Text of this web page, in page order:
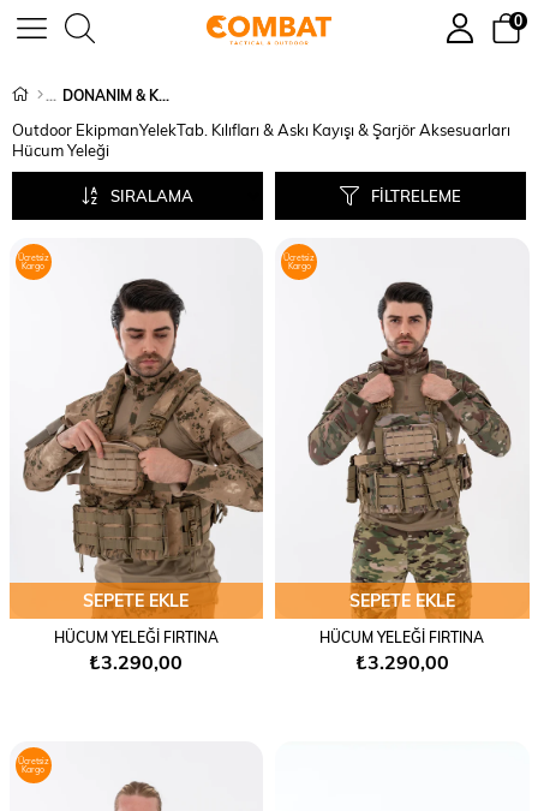
0
DONANIM & KORUYUCU EKİPMAN
Outdoor EkipmanYelekTab. Kılıfları & Askı Kayışı & Şarjör Aksesuarları
Hücum Yeleği
FILTRELEME
SIRALAMA
SEPETE EKLE
HÜCUM YELEĞİ FIRTINA
₺3.290,00
Ücretsiz
Kargo
SEPETE EKLE
HÜCUM YELEĞİ FIRTINA
₺3.290,00
Ücretsiz
Kargo
Ücretsiz
Kargo